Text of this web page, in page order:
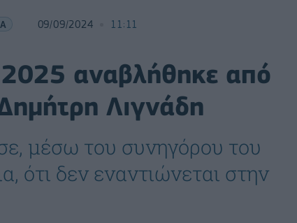
09/09/2024 11:11
2025 αναβλήθηκε από
Λιγνάδη
μέσω του συνηγόρου του
ότι δεν εναντιώνεται στην